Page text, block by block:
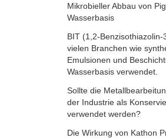
Mikrobieller Abbau von
Wasserbasis
BIT (1,2-Benzisothiazolin-
vielen Branchen wie
Emulsionen und
Wasserbasis verwendet.
Sollte die
der Industrie als
verwendet werden?
Die Wirkung von Kathon